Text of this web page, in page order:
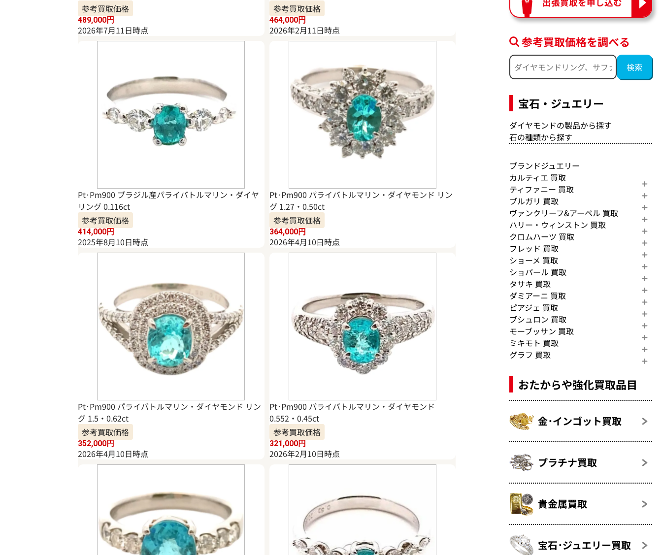
参考買取価格
489,000円
2026年7月11日時点
参考買取価格
464,000円
2026年2月11日時点
Pt･Pm900 ブラジル産パライバトルマリン・ダイヤ
リング 0.116ct
参考買取価格
414,000円
2025年8月10日時点
Pt･Pm900 パライバトルマリン・ダイヤモンド リン
グ 1.27・0.50ct
参考買取価格
364,000円
2026年4月10日時点
Pt･Pm900 パライバトルマリン・ダイヤモンド リン
グ 1.5・0.62ct
参考買取価格
352,000円
2026年4月10日時点
Pt･Pm900 パライバトルマリン・ダイヤモンド
0.552・0.45ct
参考買取価格
321,000円
2026年2月10日時点
参考買取価格を調べる
宝石・ジュエリー
ダイヤモンドの製品から探す
石の種類から探す
ブランドジュエリー
カルティエ 買取
ティファニー 買取
ブルガリ 買取
ヴァンクリーフ&アーペル 買取
ハリー・ウィンストン 買取
クロムハーツ 買取
フレッド 買取
ショーメ 買取
ショパール 買取
タサキ 買取
ダミアーニ 買取
ピアジェ 買取
ブシュロン 買取
モーブッサン 買取
ミキモト 買取
グラフ 買取
おたからや強化買取品目
金･インゴット買取
プラチナ買取
貴金属買取
宝石･ジュエリー買取